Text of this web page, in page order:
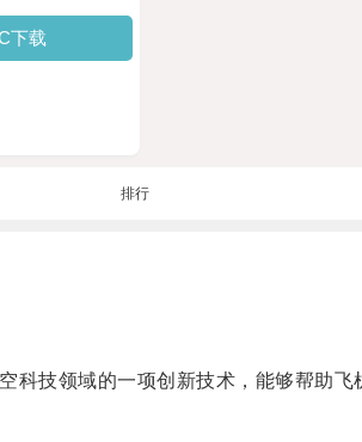
下载
排行
技领域的一项创新技术，能够帮助飞